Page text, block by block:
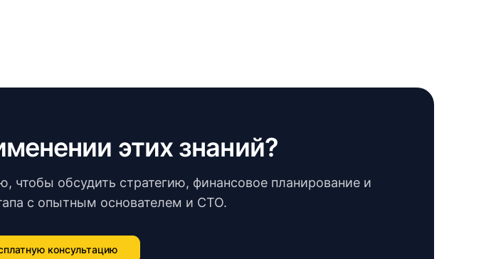
этих знаний?
чтобы обсудить стратегию, финансовое планирование и
с опытным основателем и CTO.
консультацию